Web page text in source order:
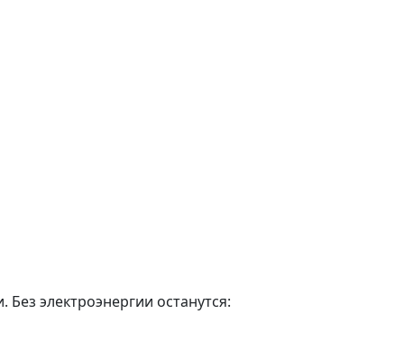
электроэнергии останутся: